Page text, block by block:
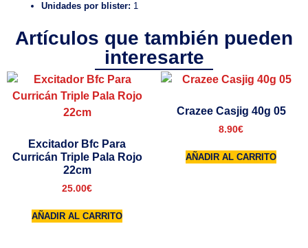
Unidades por blister: 1
Artículos que también pueden
interesarte
Excitador Bfc Para
Curricán Triple Pala Rojo
22cm
25.00€
AÑADIR AL CARRITO
Crazee Casjig 40g 05
8.90€
AÑADIR AL CARRITO